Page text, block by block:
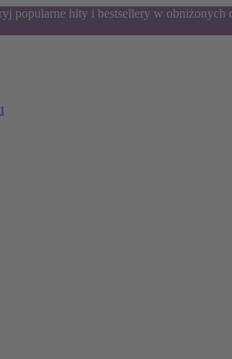
popularne hity i bestsellery w obniżonych